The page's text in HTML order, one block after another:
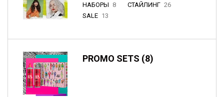
НАБОРЫ 8 СТАЙЛИНГ 26
SALE 13
PROMO SETS (8)